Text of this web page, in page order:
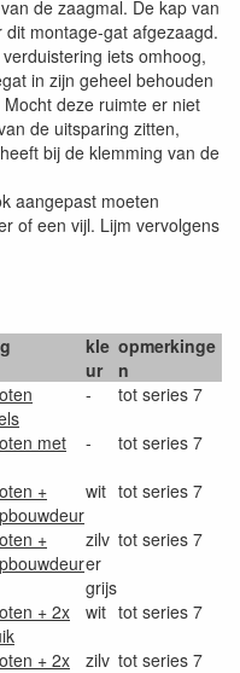
de zaagmal. De kap van
montage-gat afgezaagd.
iets omhoog,
in zijn geheel behouden
deze ruimte er niet
de uitsparing zitten,
bij de klemming van de
aangepast moeten
of een vijl. Lijm vervolgens
kle
ur
opmerkinge
n
-
tot series 7
met
-
tot series 7
+
wit tot series 7
+
zilv
er
grijs
tot series 7
+ 2x
wit tot series 7
+ 2x
zilv tot series 7